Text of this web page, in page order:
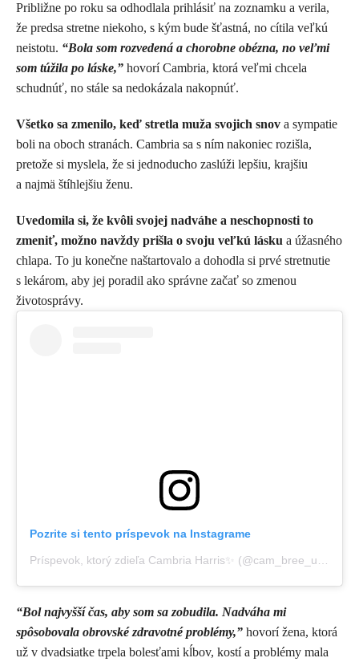
Približne po roku sa odhodlala prihlásiť na zoznamku a verila,
že predsa stretne niekoho, s kým bude šťastná, no cítila veľkú
neistotu. “Bola som rozvedená a chorobne obézna, no veľmi
som túžila po láske,” hovorí Cambria, ktorá veľmi chcela
schudnúť, no stále sa nedokázala nakopnúť.
Všetko sa zmenilo, keď stretla muža svojich snov a sympatie
boli na oboch stranách. Cambria sa s ním nakoniec rozišla,
pretože si myslela, že si jednoducho zaslúži lepšiu, krajšiu
a najmä štíhlejšiu ženu.
Uvedomila si, že kvôli svojej nadváhe a neschopnosti to
zmeniť, možno navždy prišla o svoju veľkú lásku a úžasného
chlapa. To ju konečne naštartovalo a dohodla si prvé stretnutie
s lekárom, aby jej poradil ako správne začať so zmenou
životosprávy.
Pozrite si tento príspevok na Instagrame
Príspevok, ktorý zdieľa Cambria Harris✨ (@cam_bree_uhhh)
“Bol najvyšší čas, aby som sa zobudila. Nadváha mi
spôsobovala obrovské zdravotné problémy,” hovorí žena, ktorá
už v dvadsiatke trpela bolesťami kĺbov, kostí a problémy mala